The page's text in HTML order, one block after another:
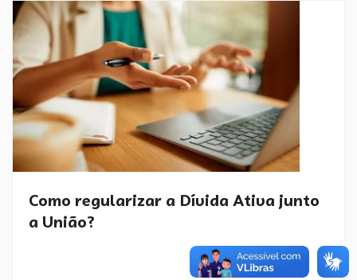
Como regularizar a Dívida Ativa junto
a União?